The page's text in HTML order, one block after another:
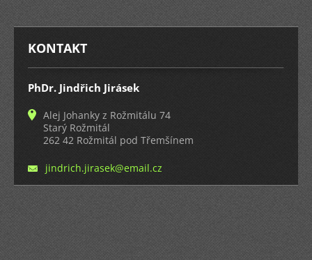
KONTAKT
PhDr. Jindřich Jirásek
Alej Johanky z Rožmitálu 74
Starý Rožmitál
262 42 Rožmitál pod Třemšínem
jindrich.jirasek@email.cz